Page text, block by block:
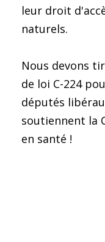
leur droit
naturels.
Nous devons
de loi C-224
députés
soutiennent la
en santé !